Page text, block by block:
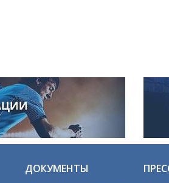
ДОКУМЕНТЫ